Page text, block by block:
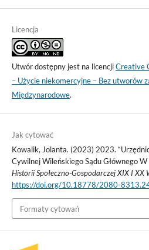
Licencja
Utwór dostępny jest na licencjiCreative
– Użycie niekomercyjne – Bez utworów
Międzynarodowe.
Jak cytować
Kowalik, Jolanta. (2023) 2023.
Cywilnej Wileńskiego Sądu Głównego
Historii Społeczno-Gospodarczej XIX I XX
https://doi.org/10.18778/2080-
Formaty cytowań